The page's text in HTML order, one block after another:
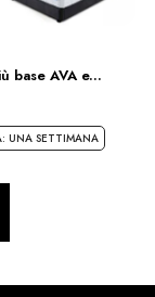
base AVA e...
UNA SETTIMANA